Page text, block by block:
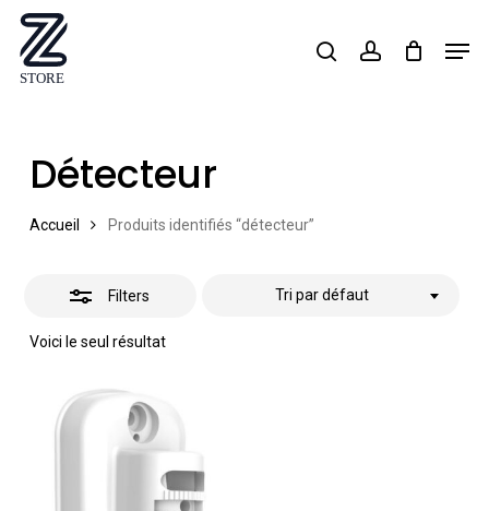
Skip
main
searchaccount
Détecteur
Accueil Produits identifiés “détecteur”
Filters
Voici le seul résultat
Tri par défaut
Close